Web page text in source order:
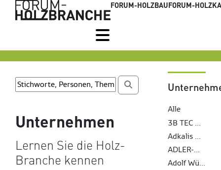
FORUM-HOLZBAUFORUM-
Unternehmen
Lernen Sie die Holz-
Branche kennen
Alle
3B TEC MagnumBoard GmbH
Adkalis Groupe Berkem
ADLER-Werk Lackfabrik Johann Berghofer GmbH & Co KG
Adolf Würth GmbH & Co. KG